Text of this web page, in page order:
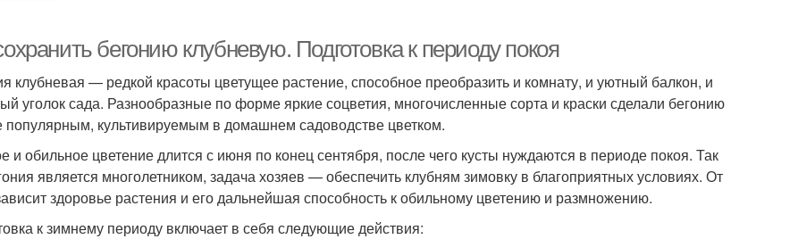
бегонию клубневую. Подготовка к периоду покоя
клубневая — редкой красоты цветущее растение, способное преобразить и комнату, и уютный балкон, и
уголок сада. Разнообразные по форме яркие соцветия, многочисленные сорта и краски сделали бегонию
популярным, культивируемым в домашнем садоводстве цветком.
и обильное цветение длится с июня по конец сентября, после чего кусты нуждаются в периоде покоя. Так
является многолетником, задача хозяев — обеспечить клубням зимовку в благоприятных условиях. От
здоровье растения и его дальнейшая способность к обильному цветению и размножению.
к зимнему периоду включает в себя следующие действия: